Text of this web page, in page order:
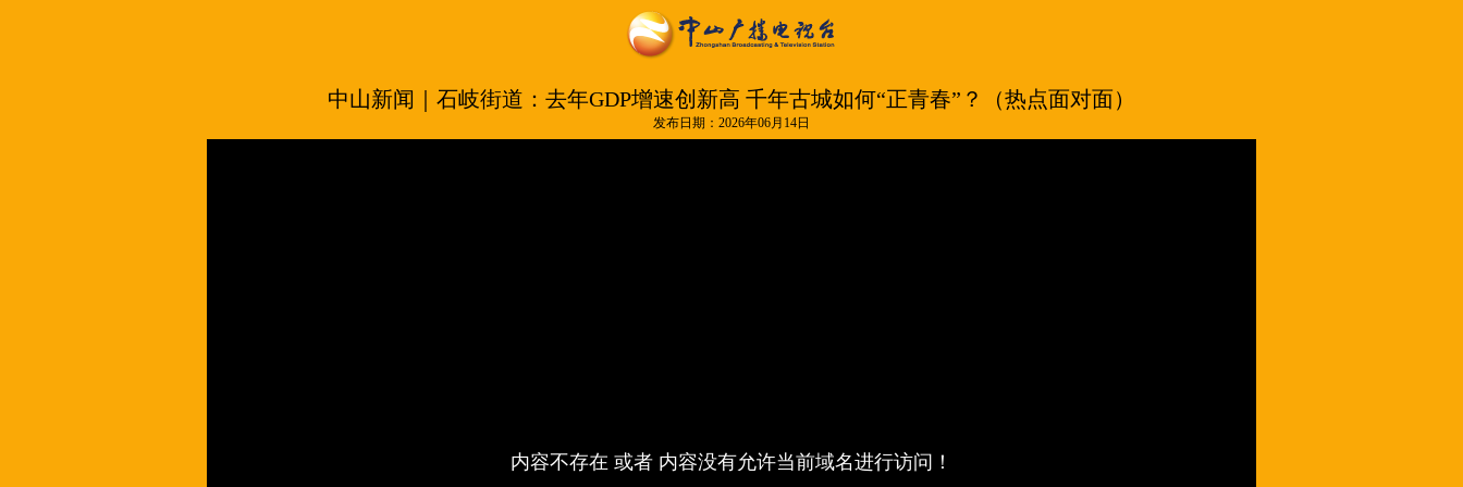
中山新闻｜石岐街道：去年GDP增速创新高 千年古城如何“正青春”？（热点面对面）
发布日期：2026年06月14日